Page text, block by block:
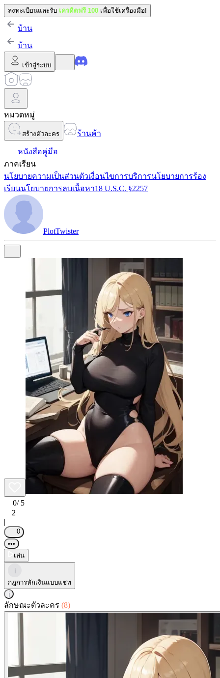
ลงทะเบียนและรับ เครดิตฟรี 100 เพื่อใช้เครื่องมือ!
บ้าน
บ้าน
เข้าสู่ระบบ
หมวดหมู่
สร้างตัวละคร ร้านค้า
หนังสือคู่มือ
ภาคเรียน
นโยบายความเป็นส่วนตัวเงื่อนไขการบริการนโยบายการร้อง
เรียนนโยบายการลบเนื้อหา18 U.S.C. §2257
PlotTwister
0/ 5
2
|
0
•••
เล่น
i
กฎการหักเงินแบบแชท
i
ลักษณะตัวละคร (8)